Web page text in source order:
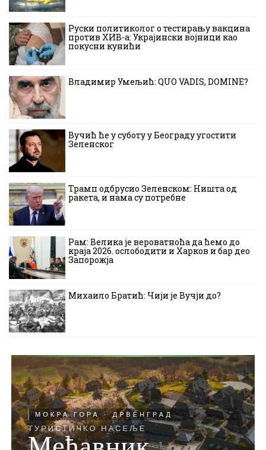
Руски политиколог о тестирању вакцина
против ХИВ-а: Украјински војници као
покусни кунићи
Владимир Умељић: QUO VADIS, DOMINE?
Вучић ће у суботу у Београду угостити
Зеленског
Трамп одбрусио Зеленском: Ништа од
ракета, и нама су потребне
Рам: Велика је вероватноћа да ћемо до
краја 2026. ослободити и Харков и бар део
Запорожја
Михаило Братић: Чији је Вучји до?